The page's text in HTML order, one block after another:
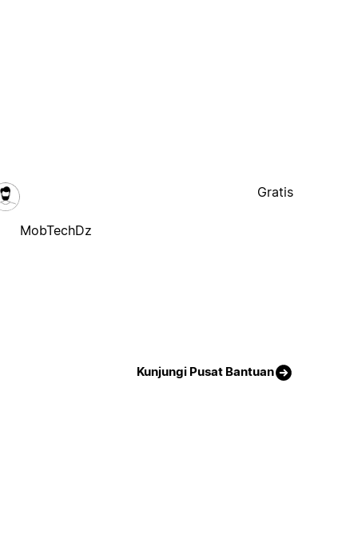
MobTechDz
Gratis
Kunjungi Pusat Bantuan